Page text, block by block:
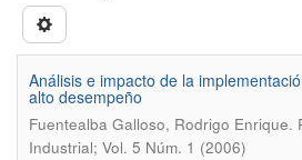
Análisis e impacto de la
alto desempeño
Fuentealba Galloso, Rodrigo Enrique.
Industrial; Vol. 5 Núm. 1 (2006)